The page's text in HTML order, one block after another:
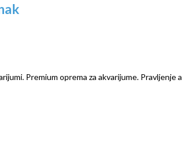
Premium oprema za akvarijume. Pravljenje